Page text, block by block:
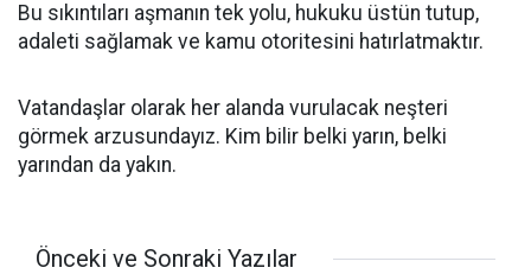
Bu sıkıntıları aşmanın tek yolu, hukuku üstün tutup,
adaleti sağlamak ve kamu otoritesini hatırlatmaktır.
Vatandaşlar olarak her alanda vurulacak neşteri
görmek arzusundayız. Kim bilir belki yarın, belki
yarından da yakın.
Önceki ve Sonraki Yazılar